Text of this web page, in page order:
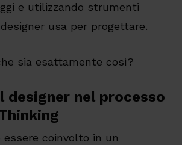
e utilizzando strumenti
usa per progettare.
sia esattamente così?
designer nel processo
essere coinvolto in un